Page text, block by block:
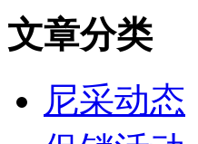
文章分类
尼采动态